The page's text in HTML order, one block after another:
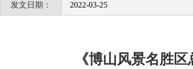
发文日期： 2022-03-25
《博山风景名胜